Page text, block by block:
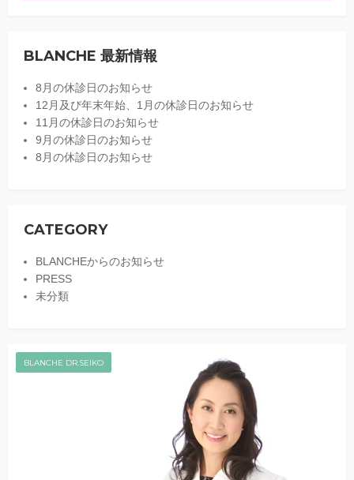
BLANCHE 最新情報
8月の休診日のお知らせ
12月及び年末年始、1月の休診日のお知らせ
11月の休診日のお知らせ
9月の休診日のお知らせ
8月の休診日のお知らせ
CATEGORY
BLANCHEからのお知らせ
PRESS
未分類
BLANCHE DR.SEIKO